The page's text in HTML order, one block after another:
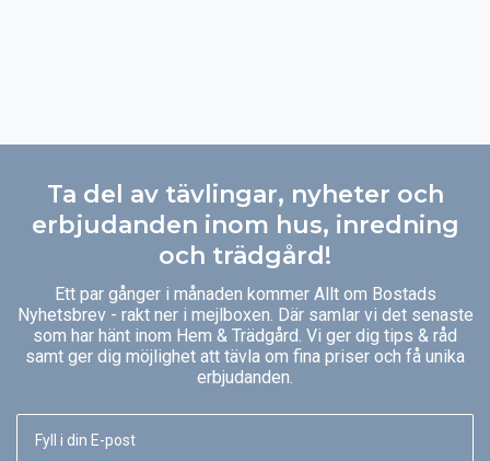
Ta del av tävlingar, nyheter och
erbjudanden inom hus, inredning
och trädgård!
Ett par gånger i månaden kommer Allt om Bostads
Nyhetsbrev - rakt ner i mejlboxen. Där samlar vi det senaste
som har hänt inom Hem & Trädgård. Vi ger dig tips & råd
samt ger dig möjlighet att tävla om fina priser och få unika
erbjudanden.